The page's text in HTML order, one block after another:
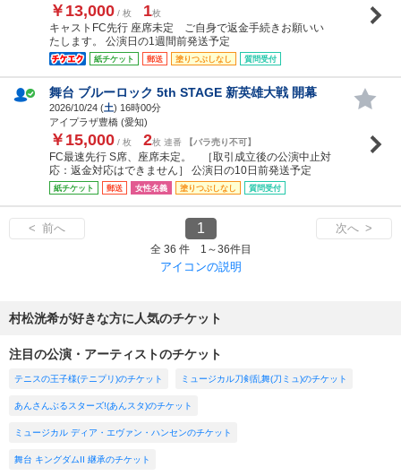
￥13,000 / 枚 1枚
キャストFC先行 座席未定 ご自身で返金手続きお願いい
たします。 公演日の1週間前発送予定
紙チケット 郵送 塗りつぶしなし 質問受付
舞台 ブルーロック 5th STAGE 新英雄大戦 開幕
2026/10/24 (土) 16時00分
アイプラザ豊橋 (愛知)
￥15,000 / 枚 2枚 連番 【バラ売り不可】
FC最速先行 S席、座席未定。 ［取引成立後の公演中止対
応：返金対応はできません］ 公演日の10日前発送予定
紙チケット 郵送 女性名義 塗りつぶしなし 質問受付
< 前へ 1 次へ >
全 36 件 1～36件目
アイコンの説明
村松洸希が好きな方に人気のチケット
注目の公演・アーティストのチケット
テニスの王子様(テニプリ)のチケット ミュージカル刀剣乱舞(刀ミュ)のチケット
あんさんぶるスターズ!(あんスタ)のチケット
ミュージカル ディア・エヴァン・ハンセンのチケット
舞台 キングダムII 継承のチケット